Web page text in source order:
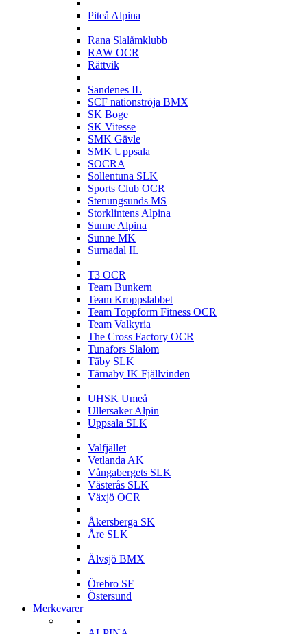
Piteå Alpina
Rana Slalåmklubb
RAW OCR
Rättvik
Sandenes IL
SCF nationströja BMX
SK Boge
SK Vitesse
SMK Gävle
SMK Uppsala
SOCRA
Sollentuna SLK
Sports Club OCR
Stenungsunds MS
Storklintens Alpina
Sunne Alpina
Sunne MK
Surnadal IL
T3 OCR
Team Bunkern
Team Kroppslabbet
Team Toppform Fitness OCR
Team Valkyria
The Cross Factory OCR
Tunafors Slalom
Täby SLK
Tärnaby IK Fjällvinden
UHSK Umeå
Ullersaker Alpin
Uppsala SLK
Valfjället
Vetlanda AK
Vångabergets SLK
Västerås SLK
Växjö OCR
Åkersberga SK
Åre SLK
Älvsjö BMX
Örebro SF
Östersund
Merkevarer